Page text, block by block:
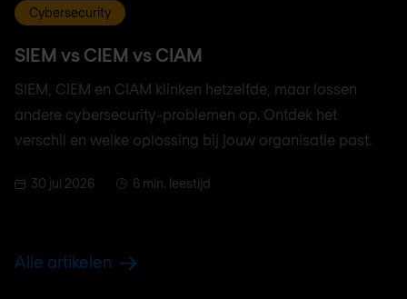
Cybersecurity
SIEM vs CIEM vs CIAM
SIEM, CIEM en CIAM klinken hetzelfde, maar lossen
andere cybersecurity-problemen op. Ontdek het
verschil en welke oplossing bij jouw organisatie past.
30 jul 2026 6 min. leestijd
Alle artikelen